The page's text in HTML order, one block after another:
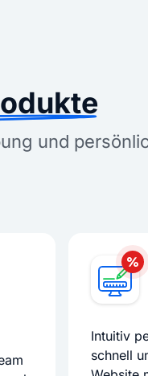
und
Intuitiv
schnell